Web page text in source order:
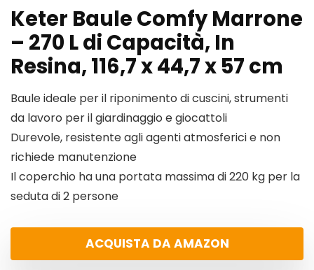
Keter Baule Comfy Marrone
– 270 L di Capacità, In
Resina, 116,7 x 44,7 x 57 cm
Baule ideale per il riponimento di cuscini, strumenti
da lavoro per il giardinaggio e giocattoli
Durevole, resistente agli agenti atmosferici e non
richiede manutenzione
Il coperchio ha una portata massima di 220 kg per la
seduta di 2 persone
ACQUISTA DA AMAZON